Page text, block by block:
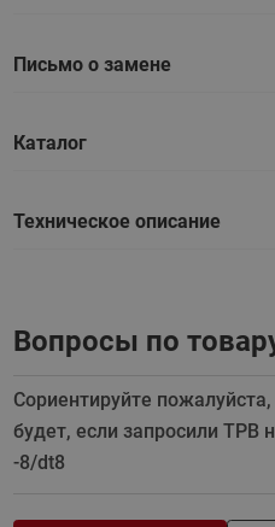
Письмо о замене
Каталог
Техническое описание
Вопросы по
Сориентируйте
будет, если запросили ТРВ
-8/dt8